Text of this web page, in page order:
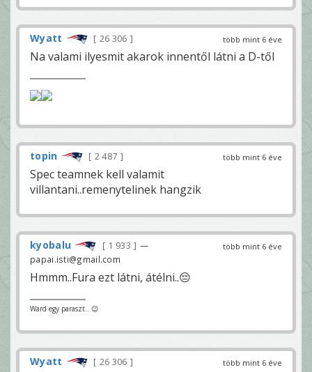
több mint 6 éve
Wyatt 26 306
Na valami ilyesmit akarok innentől látni a D-től
több mint 6 éve
topin 2 487
Spec teamnek kell valamit
villantani..remenytelinek hangzik
több mint 6 éve
kyobalu 1 933
—
papai.isti@gmail.com
Hmmm..Fura ezt látni, átélni..😔
Ward egy paraszt.. 😉
több mint 6 éve
Wyatt 26 306